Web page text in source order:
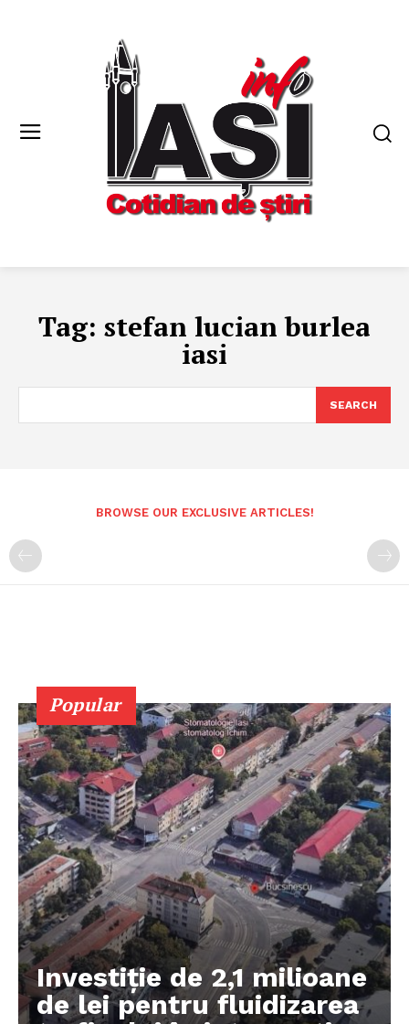
Tag: stefan lucian burlea
iasi
SEARCH
BROWSE OUR EXCLUSIVE ARTICLES!
Popular
Investiție de 2,1 milioane
de lei pentru fluidizarea